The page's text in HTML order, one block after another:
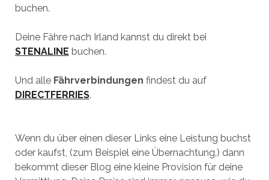
buchen.
Deine Fähre nach Irland kannst du direkt bei
STENALINE buchen.
Und alle Fährverbindungen findest du auf
DIRECTFERRIES.
Wenn du über einen dieser Links eine Leistung buchst
oder kaufst, (zum Beispiel eine Übernachtung,) dann
bekommt dieser Blog eine kleine Provision für deine